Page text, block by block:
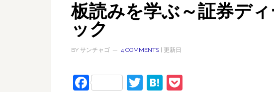
板読みを学ぶ～証券デ
ック
BY サンチャゴ 4 COMMENTS | 更新日
FacebookTwitterHatena